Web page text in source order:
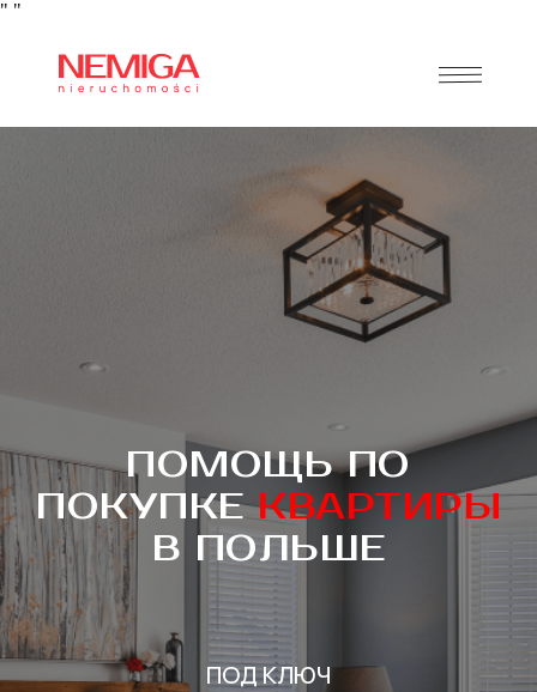
" "
ПОМОЩЬ ПО
ПОКУПКЕКВАРТИРЫ
В ПОЛЬШЕ
ПОД КЛЮЧ